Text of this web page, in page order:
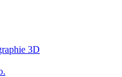
3D